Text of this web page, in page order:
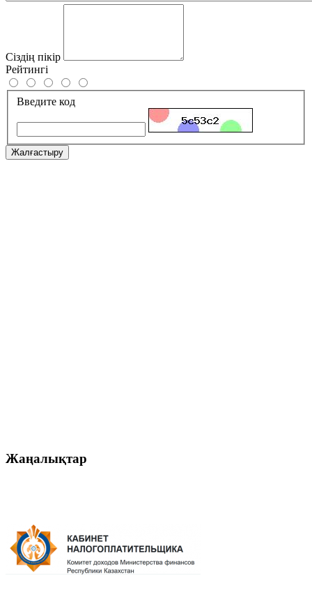
Сіздің пікір
Рейтингі
Введите код
Жалғастыру
Жаңалықтар